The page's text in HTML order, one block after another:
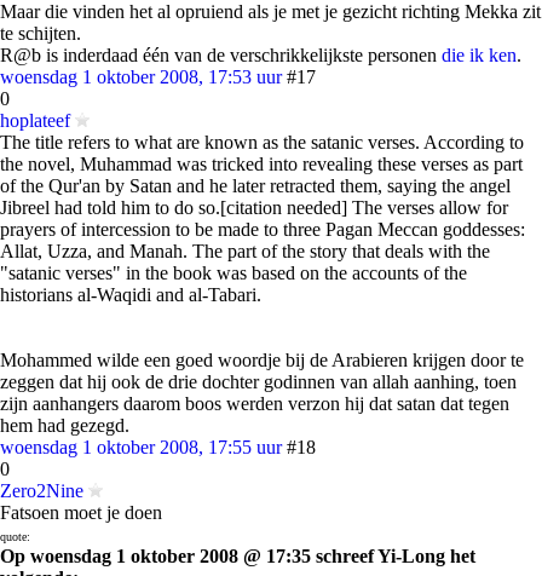
Maar die vinden het al opruiend als je met je gezicht richting Mekka zit
te schijten.
R@b is inderdaad één van de verschrikkelijkste personen die ik ken.
woensdag 1 oktober 2008, 17:53 uur #17
0
hoplateef
The title refers to what are known as the satanic verses. According to
the novel, Muhammad was tricked into revealing these verses as part
of the Qur'an by Satan and he later retracted them, saying the angel
Jibreel had told him to do so.[citation needed] The verses allow for
prayers of intercession to be made to three Pagan Meccan goddesses:
Allat, Uzza, and Manah. The part of the story that deals with the
"satanic verses" in the book was based on the accounts of the
historians al-Waqidi and al-Tabari.
Mohammed wilde een goed woordje bij de Arabieren krijgen door te
zeggen dat hij ook de drie dochter godinnen van allah aanhing, toen
zijn aanhangers daarom boos werden verzon hij dat satan dat tegen
hem had gezegd.
woensdag 1 oktober 2008, 17:55 uur #18
0
Zero2Nine
Fatsoen moet je doen
quote:
Op woensdag 1 oktober 2008 @ 17:35 schreef Yi-Long het